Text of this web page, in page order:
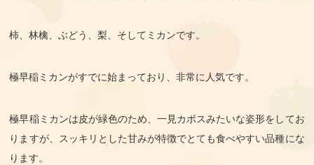
柿、林檎、ぶどう、梨、そしてミカンです。
極早稲ミカンがすでに始まっており、非常に人気です。
極早稲ミカンは皮が緑色のため、一見カボスみたいな姿形をしてお
りますが、スッキリとした甘みが特徴でとても食べやすい品種にな
ります。